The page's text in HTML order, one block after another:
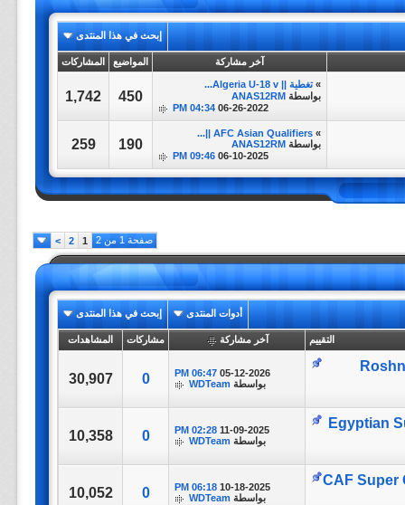
إبحث في هذا المنتدى
آخر مشاركة المواضيع المشاركات
»تغطية || Algeria U-18 v...
بواسطة ANAS12RM
06-26-2022
04:34 PM
450
1,742
»
AFC Asian Qualifiers ||...
بواسطة ANAS12RM
06-10-2025
09:46 PM
190
259
صفحة 1 من 2 1
2
>
أدوات المنتدى إبحث في هذا المنتدى
التقييم آخر مشاركة مشاركات المشاهدات
05-12-2026
06:47 PM
بواسطة WDTeam
0
30,907
Egyptian
11-09-2025
02:28 PM
بواسطة WDTeam
0
10,358
CAF Super
10-18-2025
06:18 PM
بواسطة WDTeam
0
10,052